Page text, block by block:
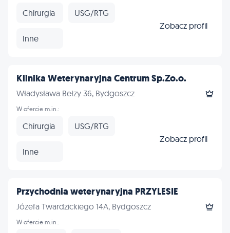
Chirurgia USG/RTG
Inne
Zobacz profil
Klinika Weterynaryjna Centrum Sp.Zo.o.
Władysława Bełzy 36, Bydgoszcz
W ofercie m.in.:
Chirurgia USG/RTG
Inne
Zobacz profil
Przychodnia weterynaryjna PRZYLESIE
Józefa Twardzickiego 14A, Bydgoszcz
W ofercie m.in.: